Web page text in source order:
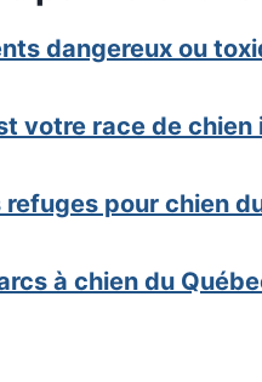
dangereux ou
votre race de chien
pour chien
à chien du